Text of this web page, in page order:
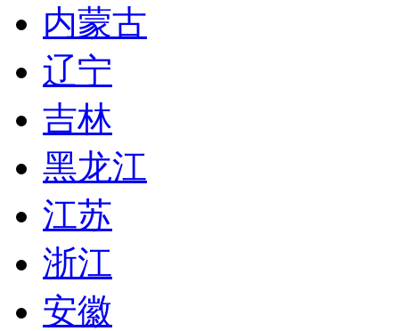
内蒙古
辽宁
吉林
黑龙江
江苏
浙江
安徽